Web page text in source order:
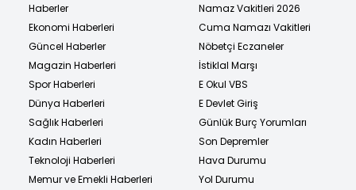
Haberler
Ekonomi Haberleri
Güncel Haberler
Magazin Haberleri
Spor Haberleri
Dünya Haberleri
Sağlık Haberleri
Kadın Haberleri
Teknoloji Haberleri
Memur ve Emekli Haberleri
Namaz Vakitleri 2026
Cuma Namazı Vakitleri
Nöbetçi Eczaneler
İstiklal Marşı
E Okul VBS
E Devlet Giriş
Günlük Burç Yorumları
Son Depremler
Hava Durumu
Yol Durumu